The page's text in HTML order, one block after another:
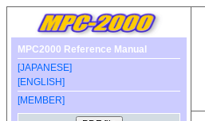
MPC2000 Reference Manual
[JAPANESE]
[ENGLISH]
[MEMBER]